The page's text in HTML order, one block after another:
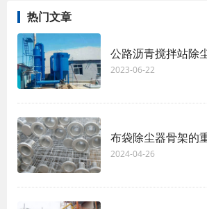
热门文章
公路沥青搅拌站除
2023-06-22
布袋除尘器骨架的
2024-04-26